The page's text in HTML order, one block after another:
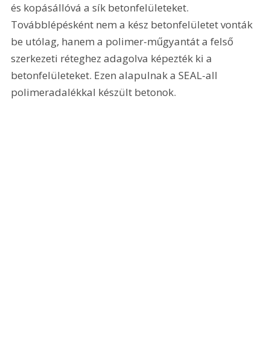
és kopásállóvá a sík betonfelületeket.
Továbblépésként nem a kész betonfelületet vonták
be utólag, hanem a polimer-műgyantát a felső
szerkezeti réteghez adagolva képezték ki a
betonfelületeket. Ezen alapulnak a SEAL-all
polimeradalékkal készült betonok.